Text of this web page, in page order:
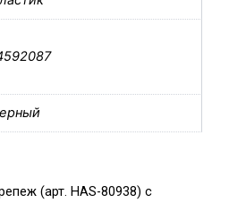
(арт. HAS-80938) с